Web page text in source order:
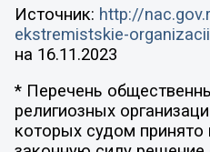
Источник: http://
ekstremistskie-
на 16.11.2023
* Перечень
религиозных
которых судом принято